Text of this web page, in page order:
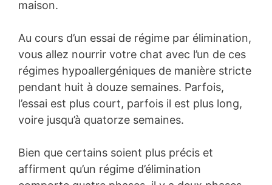
maison.
Au cours d’un essai de régime par élimination,
vous allez nourrir votre chat avec l’un de ces
régimes hypoallergéniques de manière stricte
pendant huit à douze semaines. Parfois,
l’essai est plus court, parfois il est plus long,
voire jusqu’à quatorze semaines.
Bien que certains soient plus précis et
affirment qu’un régime d’élimination